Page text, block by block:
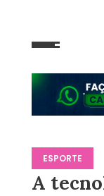
ESPORTE
A